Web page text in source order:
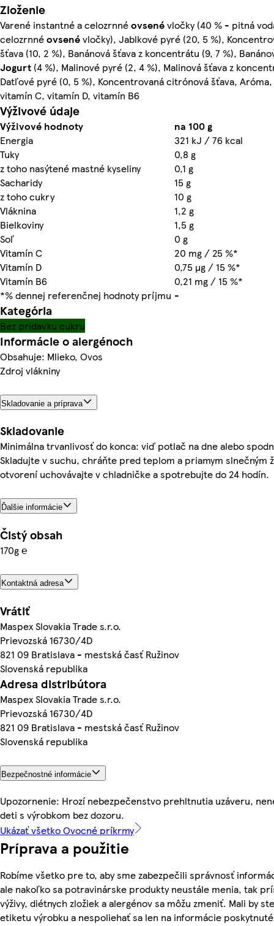
Zloženie
Varené instantné a celozrnnéovsenévločky (40 % - pitná
celozrnnéovsenévločky), Jablkové pyré (20, 5 %),
šťava (10, 2 %), Banánová šťava z koncentrátu (9, 7 %),
Jogurt (4 %), Malinové pyré (2, 4 %), Malinová šťava z
Datľové pyré (0, 5 %), Koncentrovaná citrónová šťava,
vitamín C, vitamín D, vitamín B6
Výživové údaje
Výživové hodnoty
na 100 g
Energia
321 kJ / 76 kcal
Tuky
0,8 g
z toho nasýtené mastné kyseliny
0,1 g
Sacharidy
15 g
z toho cukry
10 g
Vláknina
1,2 g
Bielkoviny
1,5 g
Soľ
0 g
Vitamín C
20 mg / 25 %*
Vitamín D
0,75 µg / 15 %*
Vitamín B6
0,21 mg / 15 %*
*% dennej referenčnej hodnoty príjmu -
Kategória
Bez prídavku cukru
Informácie o alergénoch
Obsahuje: Mlieko, Ovos
Zdroj vlákniny
Skladovanie a príprava
Skladovanie
Minimálna trvanlivosť do konca: viď potlač na dne alebo
Skladujte v suchu, chráňte pred teplom a priamym slnečným
otvorení uchovávajte v chladničke a spotrebujte do 24 hodín.
Ďalšie informácie
Čistý obsah
170g ℮
Kontaktná adresa
Vrátiť
Maspex Slovakia Trade s.r.o.
Prievozská 16730/4D
821 09 Bratislava - mestská časť Ružinov
Slovenská republika
Adresa distribútora
Maspex Slovakia Trade s.r.o.
Prievozská 16730/4D
821 09 Bratislava - mestská časť Ružinov
Slovenská republika
Bezpečnostné informácie
Upozornenie: Hrozí nebezpečenstvo prehltnutia uzáveru,
deti s výrobkom bez dozoru.
Ukázať všetko Ovocné príkrmy
Príprava a použitie
Robíme všetko pre to, aby sme zabezpečili správnosť
ale nakoľko sa potravinárske produkty neustále menia, tak
výživy, diétnych zložiek a alergénov sa môžu zmeniť. Mali by
etiketu výrobku a nespoliehať sa len na informácie